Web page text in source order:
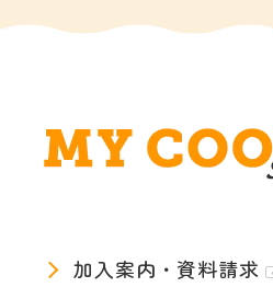
加入案内・資料請求